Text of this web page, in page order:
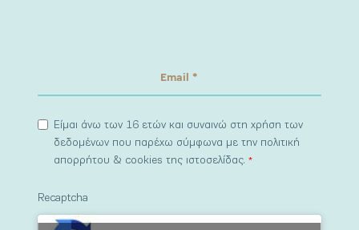
Είμαι άνω των 16 ετών και συναινώ στη χρήση των
δεδομένων που παρέχω σύμφωνα με την πολιτική
απορρήτου & cookies της ιστοσελίδας.*
Recaptcha